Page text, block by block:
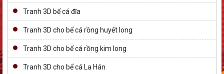
Tranh 3D bể cá đĩa
Tranh 3D cho bể cá rồng huyết long
Tranh 3D cho bể cá rồng kim long
Tranh 3D cho bể cá La Hán